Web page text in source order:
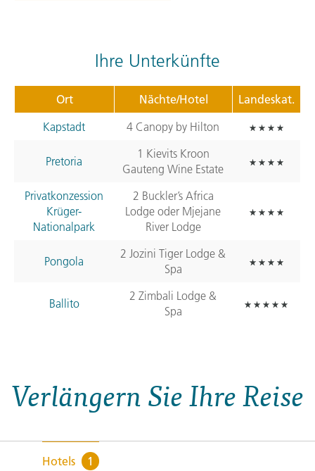
Ihre Unterkünfte
Ort Nächte/Hotel
Landeskat.
Kapstadt
4 Canopy by Hilton
Pretoria
1 Kievits Kroon
Gauteng Wine Estate
Privatkonzession
Krüger-
Nationalpark
2 Buckler’s Africa
Lodge oder Mjejane
River Lodge
Pongola
2 Jozini Tiger Lodge &
Spa
Ballito
2 Zimbali Lodge &
Spa
Verlängern Sie Ihre Reise
Hotels 1